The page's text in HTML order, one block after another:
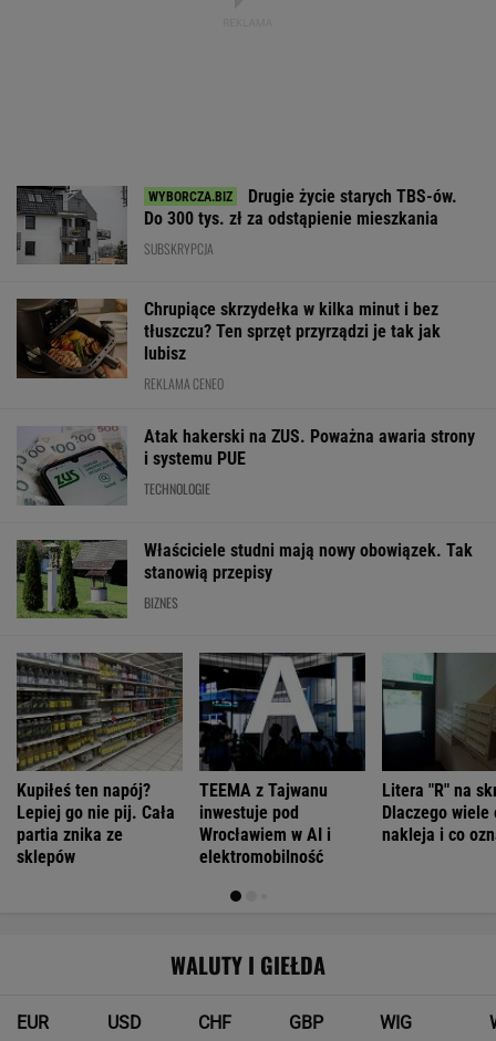
Drugie życie starych TBS-ów.
Do 300 tys. zł za odstąpienie mieszkania
SUBSKRYPCJA
Chrupiące skrzydełka w kilka minut i bez
tłuszczu? Ten sprzęt przyrządzi je tak jak
lubisz
REKLAMA CENEO
Atak hakerski na ZUS. Poważna awaria strony
i systemu PUE
TECHNOLOGIE
Właściciele studni mają nowy obowiązek. Tak
stanowią przepisy
BIZNES
Kupiłeś ten napój?
Lepiej go nie pij. Cała
partia znika ze
sklepów
TEEMA z Tajwanu
inwestuje pod
Wrocławiem w AI i
elektromobilność
Litera "R" na
Dlaczego wiele
nakleja i co
WALUTY I GIEŁDA
EUR
USD
CHF
GBP
WIG